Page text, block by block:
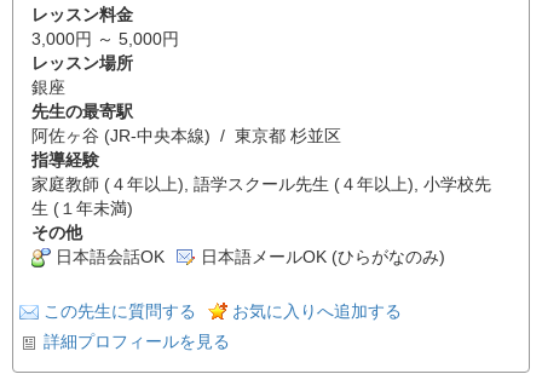
レッスン料金
3,000円 ～ 5,000円
レッスン場所
銀座
先生の最寄駅
阿佐ヶ谷 (JR-中央本線) / 東京都 杉並区
指導経験
家庭教師 (４年以上), 語学スクール先生 (４年以上), 小学校先
生 (１年未満)
その他
日本語会話OK
日本語メールOK (ひらがなのみ)
この先生に質問する
お気に入りへ追加する
詳細プロフィールを見る